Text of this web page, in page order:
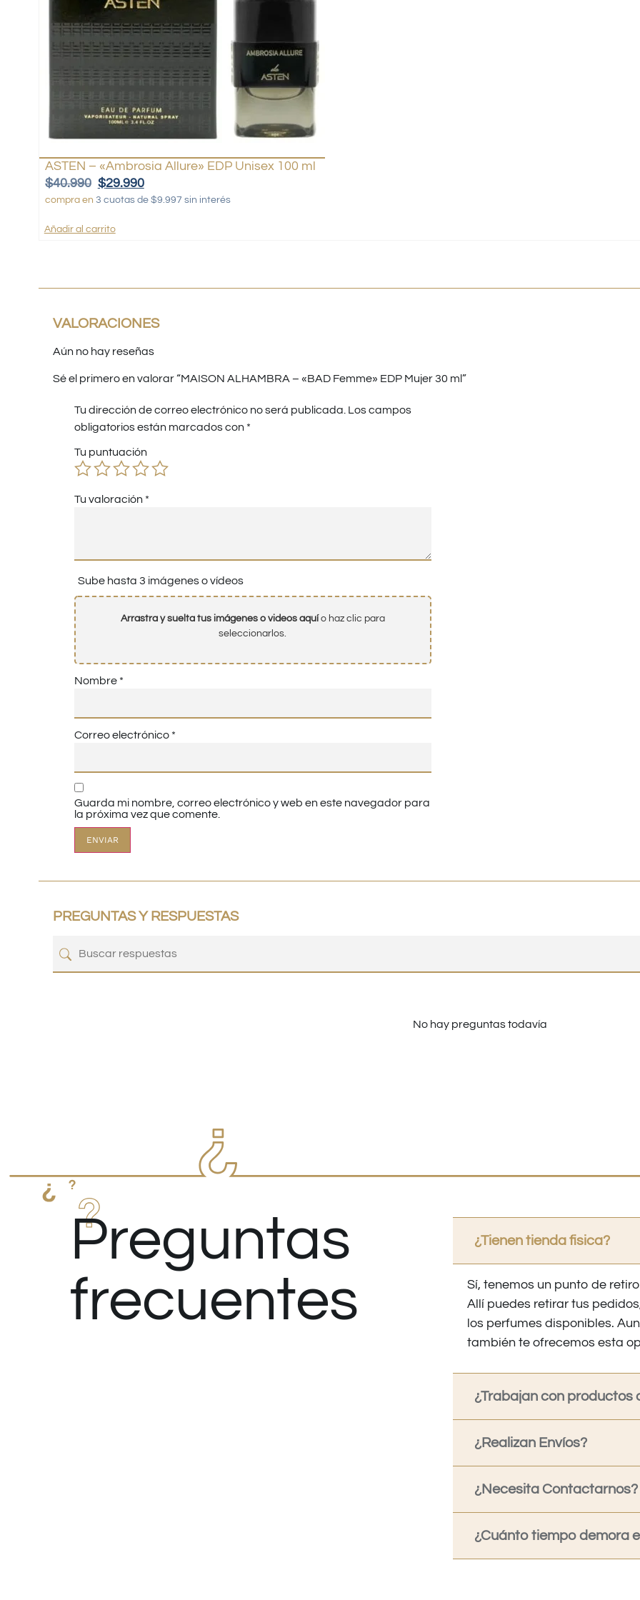
ASTEN – «Ambrosia Allure» EDP Unisex 100 ml
$40.990 $29.990
compra en 3 cuotas de $9.997 sin interés
Añadir al carrito
VALORACIONES
Aún no hay reseñas
Sé el primero en valorar “MAISON ALHAMBRA – «BAD Femme» EDP Mujer 30 ml”
Tu dirección de correo electrónico no será publicada. Los campos
obligatorios están marcados con *
Tu puntuación
Tu valoración *
Sube hasta 3 imágenes o vídeos
Arrastra y suelta tus imágenes o videos aquío haz clic para
seleccionarlos.
Nombre *
Correo electrónico *
Guarda mi nombre, correo electrónico y web en este navegador para
la próxima vez que comente.
PREGUNTAS Y RESPUESTAS
No hay preguntas todavía
Preguntas
frecuentes
¿Tienen tienda fisica?
Sí, tenemos un punto de
Allí puedes retirar tus
los perfumes disponibles.
también te ofrecemos esta
¿Trabajan con productos
¿Realizan Envíos?
¿Necesita Contactarnos?
¿Cuánto tiempo demora